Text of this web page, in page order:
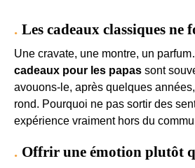
Les cadeaux classiques ne
Une cravate, une montre, un
cadeaux pour les papas sont
avouons-le, après quelques
rond. Pourquoi ne pas sortir des
expérience vraiment hors du
Offrir une émotion plutôt